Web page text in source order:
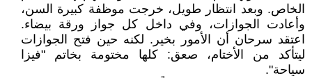
الخاص. وبعد انتظار طويل، خرجت موظفة كبيرة السن،
وأعادت الجوازات، وفي داخل كل جواز ورقة بيضاء.
اعتقد سرحان أن الأمور بخير. لكنه حين فتح الجوازات
ليتأكد من الأختام، صعق: كلها مختومة بخاتم "فيزا
سياحة".